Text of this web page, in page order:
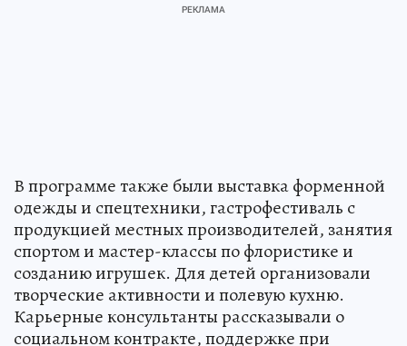
В программе также были выставка форменной
одежды и спецтехники, гастрофестиваль с
продукцией местных производителей, занятия
спортом и мастер-классы по флористике и
созданию игрушек. Для детей организовали
творческие активности и полевую кухню.
Карьерные консультанты рассказывали о
социальном контракте, поддержке при